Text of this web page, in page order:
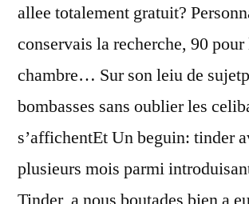
allee totalement gratuit?
conservais la recherche, 90 pour
chambre… Sur son leiu de
bombasses sans oublier les
s’affichentEt Un beguin: tinder
plusieurs mois parmi